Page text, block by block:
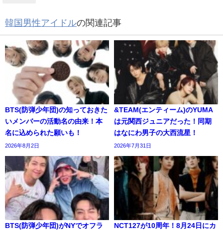
韓国男性アイドルの関連記事
BTS(防弾少年団)の知っておきた
いメンバーの活動名の由来！本
名に込められた願いも！
2026年8月2日
&TEAM(エンティーム)のYUMA
は元関西ジュニアだった！同期
はなにわ男子の大西流星！
2026年7月31日
BTS(防弾少年団)がNYでオフラ
NCT127が10周年！8月24日にカ